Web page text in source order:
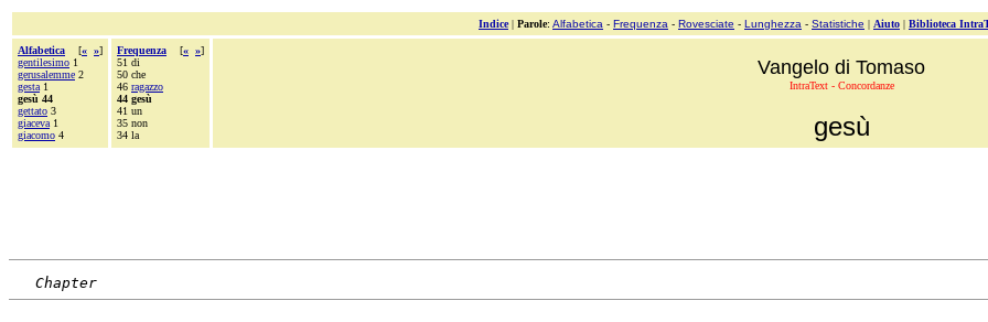
Indice| Parole: Alfabetica - Frequenza - Rovesciate - Lunghezza - Statistiche | Aiuto | Biblioteca
Alfabetica [« »]
gentilesimo 1
gerusalemme 2
gesta 1
gesù 44
gettato 3
giaceva 1
giacomo 4
Frequenza [« »]
51 di
50 che
46 ragazzo
44 gesù
41 un
35 non
34 la
Vangelo di Tomaso
IntraText - Concordanze
gesù
Chapter